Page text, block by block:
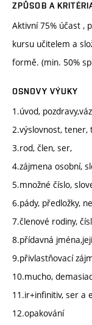
ZPŮSOB A
Aktivní 75% účast ,
kursu učitelem a
formě. (min. 50%
OSNOVY VÝUKY
1.úvod,
2.výslovnost, tener,
3.rod, člen, ser,
4.zájmena osobní,
5.množné číslo,
6.pády, předložky,
7.členové rodiny,
8.přídavná
9.přivlastňovací
10.mucho,
11.ir+infinitiv, ser a
12.opakování